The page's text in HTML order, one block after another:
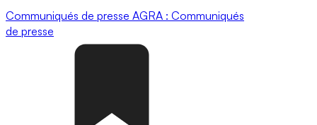
Communiqués de presse AGRA : Communiqués
de presse